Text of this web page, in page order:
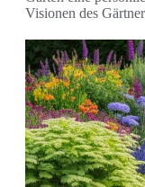
Visionen des